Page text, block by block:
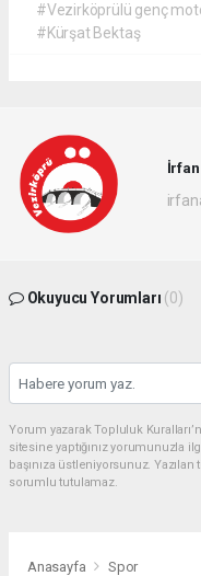
#Vezirköprülü genç
#Kürşat Bektaş
İrfan
Okuyucu Yorumları (0)
Yorum yazarak Topluluk
sitesine yaptığınız yorumunuzla
başınıza üstleniyorsunuz.
sorumlu tutulamaz.
Anasayfa Spor